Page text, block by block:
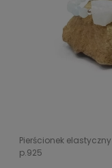
Pierścionek
p.925